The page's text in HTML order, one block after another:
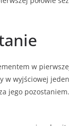
w
w wyjściowej
jego